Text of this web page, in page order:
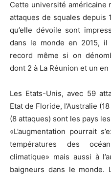
Cette université américaine
attaques de squales depuis
qu’elle dévoile sont
dans le monde en 2015, il
record même si on
dont 2 à La Réunion et un
Les Etats-Unis, avec 59
Etat de Floride, l’Australie
(8 attaques) sont les pays
«L’augmentation pourrait
températures des
climatique» mais aussi à
baigneurs dans le monde.